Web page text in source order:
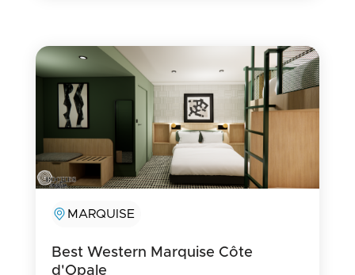
MARQUISE
Best Western Marquise Côte
d'Opale